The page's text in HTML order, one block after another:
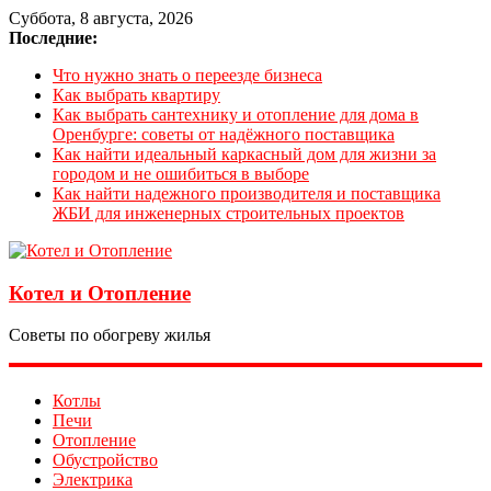
Суббота, 8 августа, 2026
Последние:
Что нужно знать о переезде бизнеса
Как выбрать квартиру
Как выбрать сантехнику и отопление для дома в
Оренбурге: советы от надёжного поставщика
Как найти идеальный каркасный дом для жизни за
городом и не ошибиться в выборе
Как найти надежного производителя и поставщика
ЖБИ для инженерных строительных проектов
Котел и Отопление
Советы по обогреву жилья
Котлы
Печи
Отопление
Обустройство
Электрика